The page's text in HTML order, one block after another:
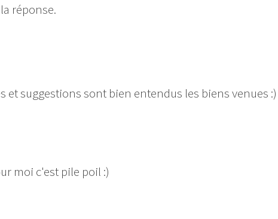
réponse.
et suggestions sont bien entendus les biens venues :)
moi c'est pile poil :)